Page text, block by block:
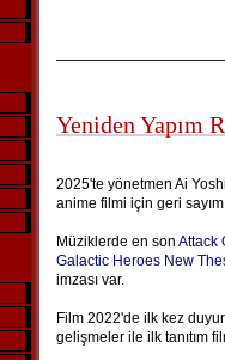
Yeniden Yapım
2025'te yönetmen Ai
anime filmi için geri
Müziklerde en son Attack
Galactic Heroes New
imzası var.
Film 2022'de ilk kez
gelişmeler ile ilk tanıtım